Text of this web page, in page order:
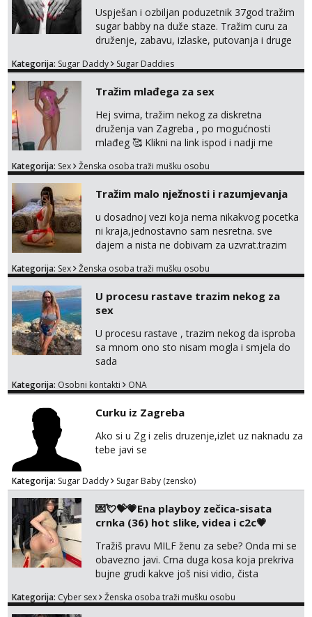
Uspješan i ozbiljan poduzetnik 37god tražim
sugar babby na duže staze. Tražim curu za
druženje, zabavu, izlaske, putovanja i druge
otvorena, komunikativna, zgodna i atraktivna
markodalic37@gmail.com
Kategorija: Sugar Daddy Sugar Daddies
Tražim mlađega za sex
Hej svima, tražim nekog za diskretna
druženja van Zagreba , po mogućnosti
mlađeg 🥰 Klikni na link ispod i nadji me
Kategorija: Sex Ženska osoba traži mušku osobu
Tražim malo nježnosti i razumjevanja
u dosadnoj vezi koja nema nikakvog pocetka
ni kraja,jednostavno sam nesretna. sve
dajem a nista ne dobivam za uzvrat.trazim
trazim puno samo malo njeznosti i
poljupce po tijelu koji me jako
pale,obozavam kad muskarac preuzme
kontrolu . javi se :) Klikni na link ispod i nadji
me tamo, cekam te!
Kategorija: Sex Ženska osoba traži mušku osobu
U procesu rastave trazim nekog za
sex
U procesu rastave , trazim nekog da isproba
sa mnom ono sto nisam mogla i smjela do
sada
Kategorija: Osobni kontakti ONA
Curku iz Zagreba
Ako si u Zg i zelis druzenje,izlet uz naknadu za
tebe javi se
Kategorija: Sugar Daddy Sugar Baby (zensko)
💌💘💝💗Ena playboy zečica-sisata
crnka (36) hot slike, videa i c2c💗
Tražiš pravu MILF ženu za sebe? Onda mi se
obavezno javi. Crna duga kosa koja prekriva
bujne grudi kakve još nisi vidio, čista
pričam. Prave pune usne koje će ti se urezati
Kategorija: Cyber sex Ženska osoba traži mušku osobu